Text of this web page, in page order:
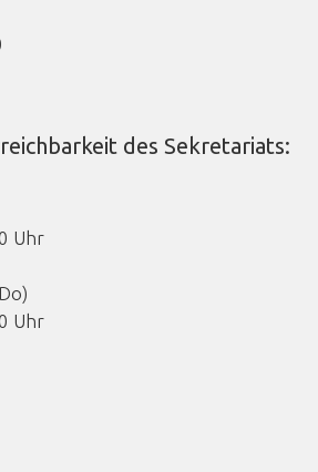
des Sekretariats:
Uhr
Uhr